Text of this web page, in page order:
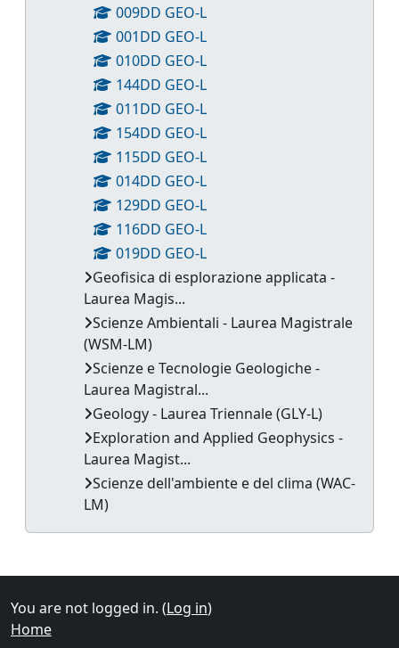
009DD GEO-L
001DD GEO-L
010DD GEO-L
144DD GEO-L
011DD GEO-L
154DD GEO-L
115DD GEO-L
014DD GEO-L
129DD GEO-L
116DD GEO-L
019DD GEO-L
Geofisica di esplorazione applicata -
Laurea Magis...
Scienze Ambientali - Laurea Magistrale
(WSM-LM)
Scienze e Tecnologie Geologiche -
Laurea Magistral...
Geology - Laurea Triennale (GLY-L)
Exploration and Applied Geophysics -
Laurea Magist...
Scienze dell'ambiente e del clima (WAC-
LM)
Supplementary blocks
You are not logged in. (Log in)
Home